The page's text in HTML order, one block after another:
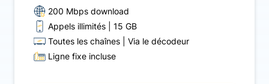
200 Mbps download
Appels illimités
15 GB
Toutes les chaînes
Via le décodeur
Ligne fixe incluse